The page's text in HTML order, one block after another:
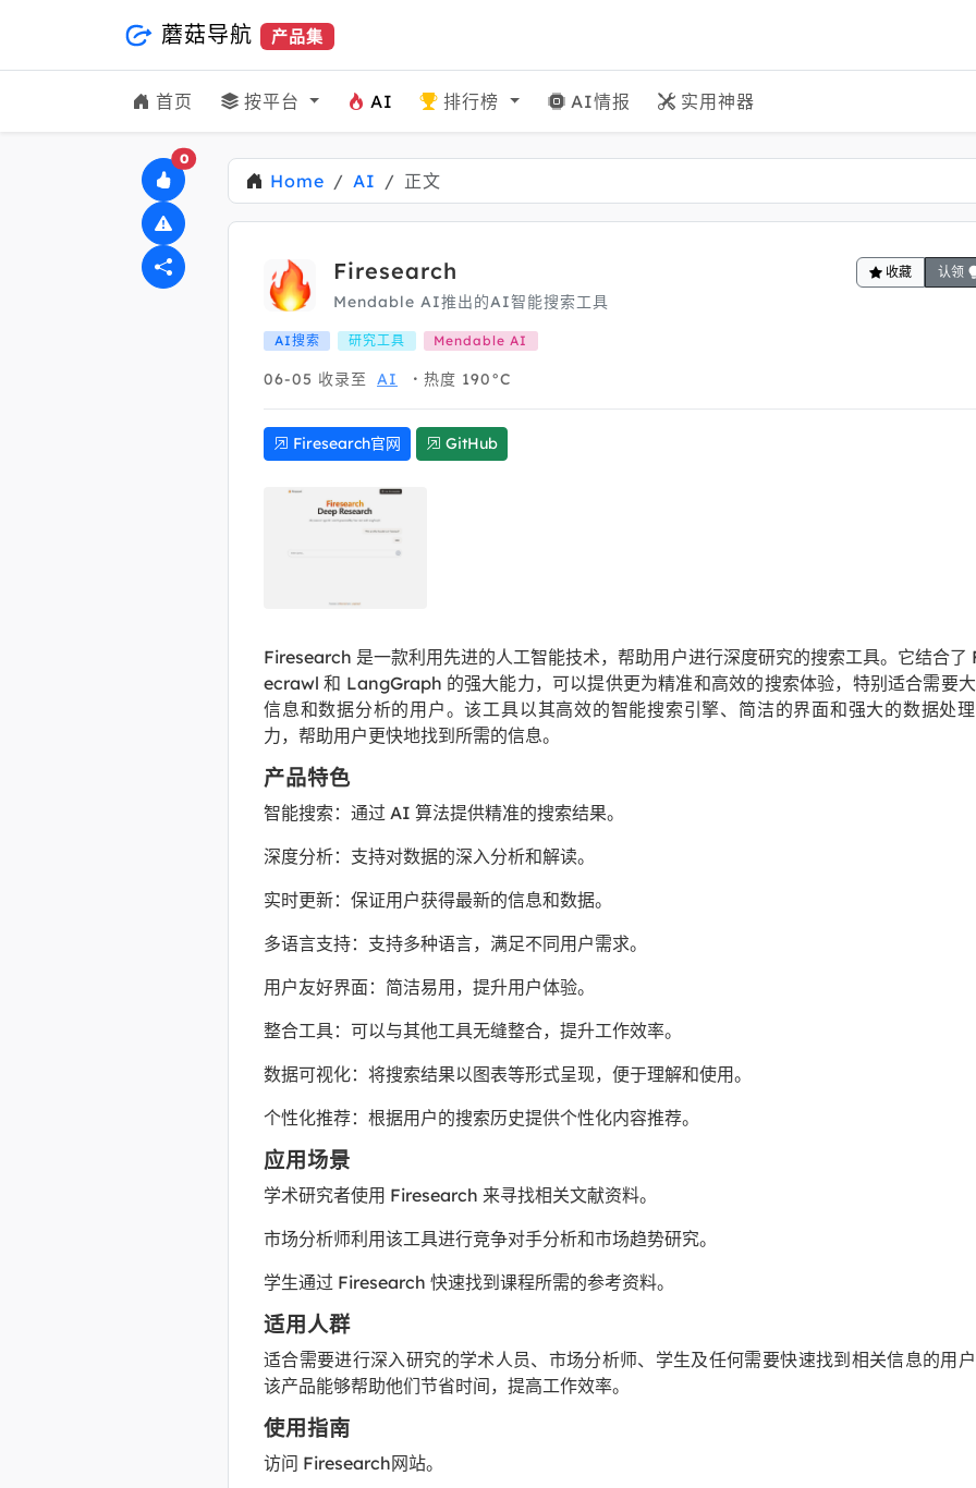
蘑菇导航 产品集
首页 按平台 AI 排行榜 AI情报 实用神器
0
Home AI 正文
Firesearch
Mendable AI推出的AI智能搜索工具
收藏 认领
AI搜索 研究工具 Mendable AI
06-05 收录至 AI 热度 190°C
Firesearch官网 GitHub
Firesearch 是一款利用先进的人工智能技术，帮助用户进行深度研究的搜索工具。它结合了
ecrawl 和 LangGraph 的强大能力，可以提供更为精准和高效的搜索体验，特别适合需要
信息和数据分析的用户。该工具以其高效的智能搜索引擎、简洁的界面和强大的数据处
力，帮助用户更快地找到所需的信息。
产品特色
智能搜索：通过 AI 算法提供精准的搜索结果。
深度分析：支持对数据的深入分析和解读。
实时更新：保证用户获得最新的信息和数据。
多语言支持：支持多种语言，满足不同用户需求。
用户友好界面：简洁易用，提升用户体验。
整合工具：可以与其他工具无缝整合，提升工作效率。
数据可视化：将搜索结果以图表等形式呈现，便于理解和使用。
个性化推荐：根据用户的搜索历史提供个性化内容推荐。
应用场景
学术研究者使用 Firesearch 来寻找相关文献资料。
市场分析师利用该工具进行竞争对手分析和市场趋势研究。
学生通过 Firesearch 快速找到课程所需的参考资料。
适用人群
适合需要进行深入研究的学术人员、市场分析师、学生及任何需要快速找到相关信息的用户
该产品能够帮助他们节省时间，提高工作效率。
使用指南
访问 Firesearch网站。